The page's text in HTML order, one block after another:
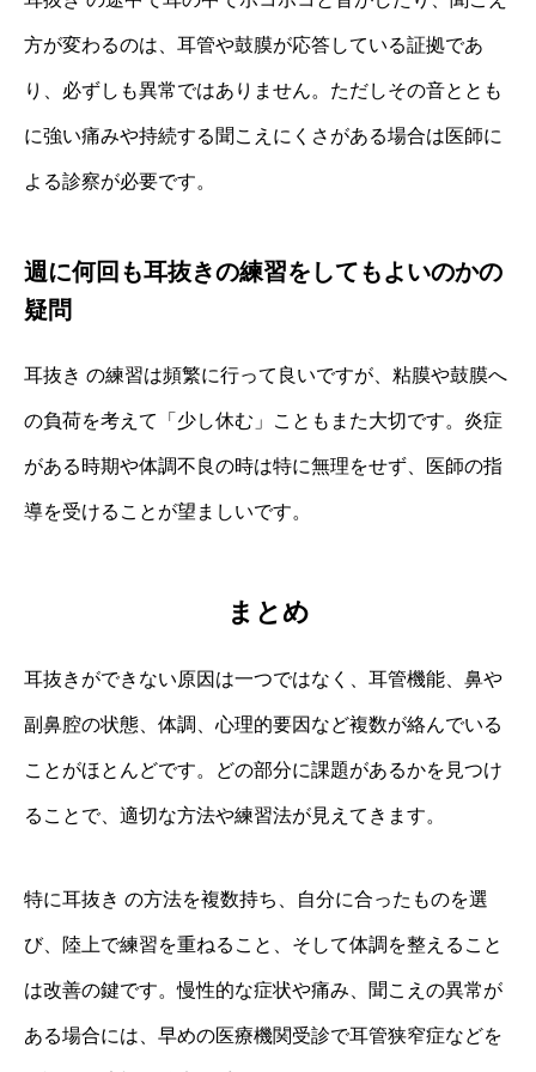
方が変わるのは、耳管や鼓膜が応答している証拠であ
り、必ずしも異常ではありません。ただしその音ととも
に強い痛みや持続する聞こえにくさがある場合は医師に
よる診察が必要です。
週に何回も耳抜きの練習をしてもよいのかの
疑問
耳抜き の練習は頻繁に行って良いですが、粘膜や鼓膜へ
の負荷を考えて「少し休む」こともまた大切です。炎症
がある時期や体調不良の時は特に無理をせず、医師の指
導を受けることが望ましいです。
まとめ
耳抜きができない原因は一つではなく、耳管機能、鼻や
副鼻腔の状態、体調、心理的要因など複数が絡んでいる
ことがほとんどです。どの部分に課題があるかを見つけ
ることで、適切な方法や練習法が見えてきます。
特に耳抜き の方法を複数持ち、自分に合ったものを選
び、陸上で練習を重ねること、そして体調を整えること
は改善の鍵です。慢性的な症状や痛み、聞こえの異常が
ある場合には、早めの医療機関受診で耳管狭窄症などを